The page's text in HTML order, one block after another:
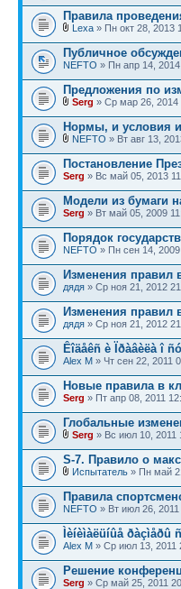
Правила
Lexa » Пн окт 28, 2013
Публичное
NEFTO » Пн апр 14,
Предложения по
Serg » Ср мар 26, 2014
Нормы, и условия
NEFTO » Вт авг 13,
Постановление
Serg » Вс май 05, 2013
Модели из бумаги
Serg » Вт май 05, 2009
Порядок
NEFTO » Пн сен 14,
Изменения правил
дядя » Ср ноя 21, 2012
Изменения правил
дядя » Ср ноя 21, 2012
Êîäåêñ è Ïðàâèëà î
Alex M » Чт сен 22, 2011
Новые правила в
Serg » Пт апр 08, 2011
Глобальные
Serg » Вс июл 10, 2011
S-7. Правило о
Испытатель » Пн май
Правила
NEFTO » Вт июл 26, 2011
Ìèíèìàëüíûå ðàçìåðû
Alex M » Ср июл 13, 2011
Решение
Serg » Ср май 25, 2011